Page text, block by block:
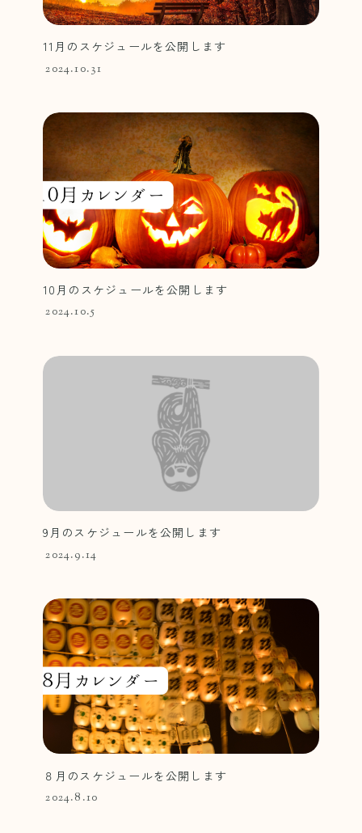
11月のスケジュールを公開します
2024.10.31
10月のスケジュールを公開します
2024.10.5
9月のスケジュールを公開します
2024.9.14
８月のスケジュールを公開します
2024.8.10